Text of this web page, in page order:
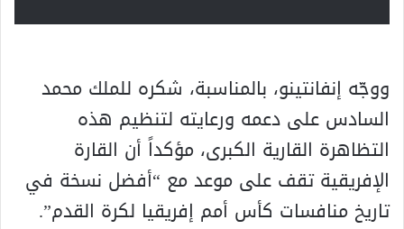
ووجّه إنفانتينو، بالمناسبة، شكره للملك محمد
السادس على دعمه ورعايته لتنظيم هذه
التظاهرة القارية الكبرى، مؤكداً أن القارة
الإفريقية تقف على موعد مع “أفضل نسخة في
تاريخ منافسات كأس أمم إفريقيا لكرة القدم”.